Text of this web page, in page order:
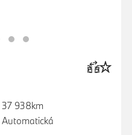
37 938km
Automatická